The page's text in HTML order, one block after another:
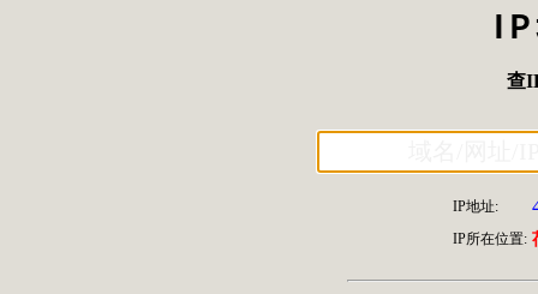
查
IP地址:
IP所在位置: